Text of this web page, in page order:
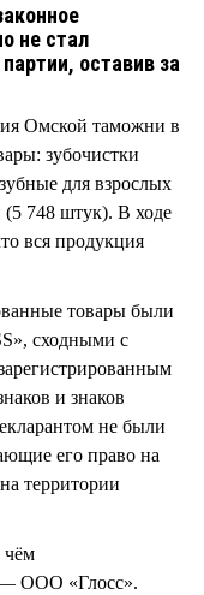
не стал
оставив за
Омской таможни в
зубочистки
для взрослых
(5 748 штук). В ходе
вся продукция
товары были
сходными с
и знаков
не были
его право на
территории
чём
— ООО «Глосс».